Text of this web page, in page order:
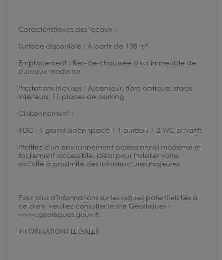
Caractéristiques des locaux :
Surface disponible : À partir de 138 m²
Emplacement : Rez-de-chaussée d'un immeuble de
bureaux moderne
Prestations incluses : Ascenseur, fibre optique, stores
intérieurs, 11 places de parking
Cloisonnement :
RDC : 1 grand open space + 1 bureau + 2 WC privatifs
Profitez d'un environnement professionnel moderne et
facilement accessible, idéal pour installer votre
activité à proximité des infrastructures majeures.
Pour plus d'informations sur les risques potentiels liés à
ce bien, veuillez consulter le site Géorisques :
www.georisques.gouv.fr.
INFORMATIONS LEGALES